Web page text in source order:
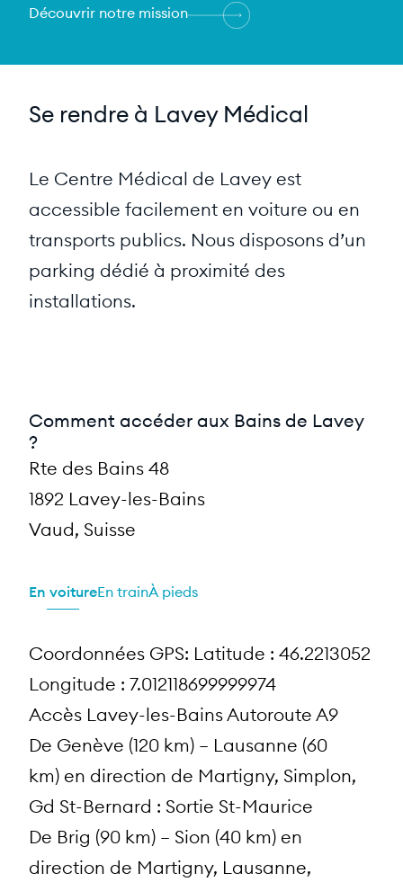
Découvrir notre mission
Se rendre à Lavey Médical
Le Centre Médical de Lavey est
accessible facilement en voiture ou en
transports publics. Nous disposons d’un
parking dédié à proximité des
installations.
Comment accéder aux Bains de Lavey
?
Rte des Bains 48
1892 Lavey-les-Bains
Vaud, Suisse
En voitureEn trainÀ pieds
Coordonnées GPS: Latitude : 46.2213052
Longitude : 7.012118699999974
Accès Lavey-les-Bains Autoroute A9
De Genève (120 km) – Lausanne (60
km) en direction de Martigny, Simplon,
Gd St-Bernard : Sortie St-Maurice
De Brig (90 km) – Sion (40 km) en
direction de Martigny, Lausanne,